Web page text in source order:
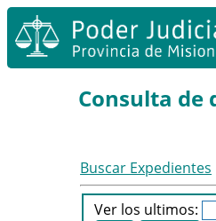
Consulta de
Buscar Expedientes
Ver los ultimos: